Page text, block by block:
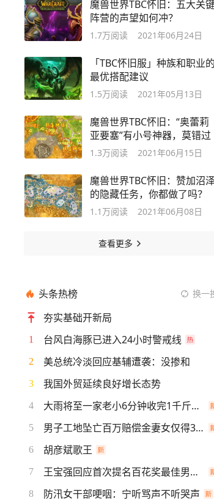
魔兽世界TBC怀旧：五大关
阵营的声望如何冲？
1.7万阅读 2021年06月24日
「TBC怀旧服」种族和职业的
最优搭配建议
1.5万阅读 2021年05月13日
魔兽世界TBC怀旧：“奥蕾莉
亚要塞”有小号神器，莫错过
1.3万阅读 2021年06月15日
魔兽世界TBC怀旧：赞加沼
的隐藏任务，你都做了吗？
1.1万阅读 2021年06月08日
查看更多
头条热榜 换一
夯实基础开新局
1 台风白海豚已进入24小时警戒线
2 美总统冷淡回应基辅遭袭：没掺和
3 我国外贸延续良好增长态势
4 大雨将至一家老小6分钟收完1千斤稻谷
5 男子工地坠亡百万赔偿金妻女仅得3万
6 胡彦斌歌王
7 王宝强回应首次提名百花奖最佳男主角
8 防汛女干部哽咽：宁听骂声不听哭声